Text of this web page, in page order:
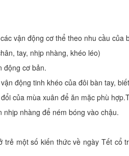
vận động cơ thể theo nhu cầu của
tay, nhịp nhàng, khéo léo)
động cơ bản.
động tinh khéo của đôi bàn tay,
của mùa xuân để ăn mặc phù
nhịp nhàng để ném bóng vào chậu.
trẻ một số kiến thức về ngày Tết cổ